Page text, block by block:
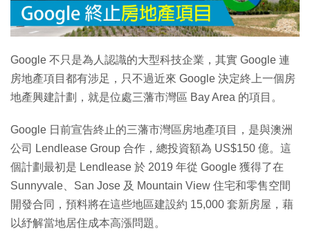
Google 不只是為人認識的大型科技企業，其實 Google 連
房地產項目都有涉足，只不過近來 Google 決定終上一個房
地產興建計劃，就是位處三藩市灣區 Bay Area 的項目。
Google 日前宣告終止的三藩市灣區房地產項目，是與澳洲
公司 Lendlease Group 合作，總投資額為 US$150 億。這
個計劃最初是 Lendlease 於 2019 年從 Google 獲得了在
Sunnyvale、San Jose 及 Mountain View 住宅和零售空間
開發合同，預料將在這些地區建設約 15,000 套新房屋，藉
以紓解當地居住成本高漲問題。